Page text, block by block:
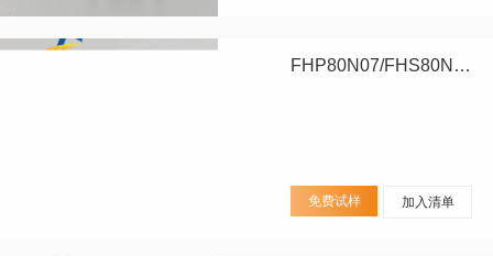
FHP80N07/FHS80N07/FHD80N07
免费试样 加入清单